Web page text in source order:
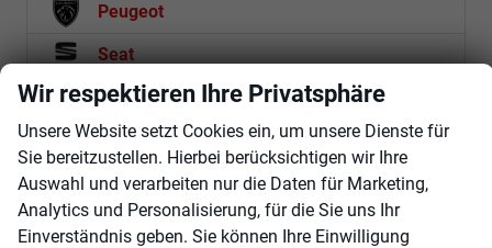
Peugeot
Seat
Skoda
Suzuki
Toyota
Volkswagen
Wir respektieren Ihre Privatsphäre
Unsere Website setzt Cookies ein, um unsere Dienste für
Sie bereitzustellen. Hierbei berücksichtigen wir Ihre
Auswahl und verarbeiten nur die Daten für Marketing,
Analytics und Personalisierung, für die Sie uns Ihr
Einverständnis geben. Sie können Ihre Einwilligung